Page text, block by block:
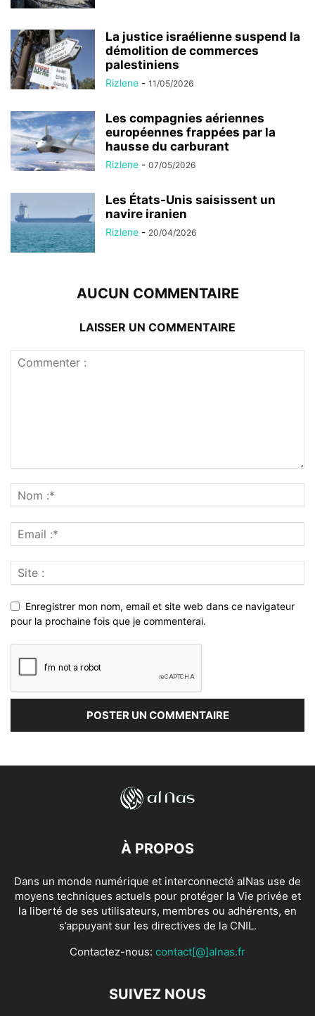
La justice israélienne suspend la
démolition de commerces
palestiniens
Rizlene - 11/05/2026
Les compagnies aériennes
européennes frappées par la
hausse du carburant
Rizlene - 07/05/2026
Les États-Unis saisissent un
navire iranien
Rizlene - 20/04/2026
AUCUN COMMENTAIRE
LAISSER UN COMMENTAIRE
Enregistrer mon nom, email et site web dans ce navigateur
pour la prochaine fois que je commenterai.
À PROPOS
Dans un monde numérique et interconnecté alNas use de
moyens techniques actuels pour protéger la Vie privée et
la liberté de ses utilisateurs, membres ou adhérents, en
s’appuyant sur les directives de la CNIL.
Contactez-nous: contact[@]alnas.fr
SUIVEZ NOUS